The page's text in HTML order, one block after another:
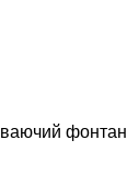
фонтан